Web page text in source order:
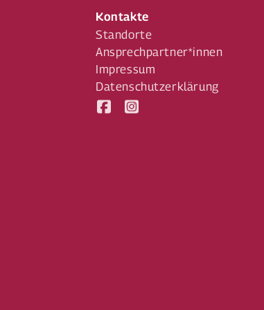
Kontakte
Standorte
Ansprechpartner*innen
Impressum
Datenschutzerklärung